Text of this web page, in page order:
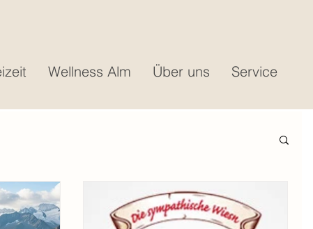
Wellness Alm Über uns Service